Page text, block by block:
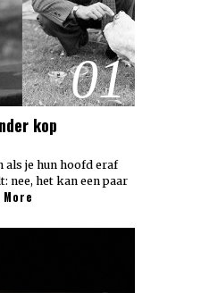
01
kop
als je hun hoofd eraf
nee, het kan een paar
More